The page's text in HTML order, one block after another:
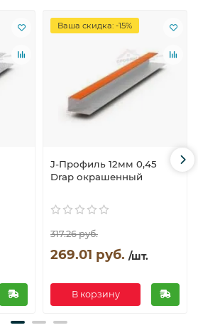
Ваша скидка: -15%
J-Профиль 12мм 0,45
Drap окрашенный
317.26 руб.
269.01 руб. /шт.
В корзину